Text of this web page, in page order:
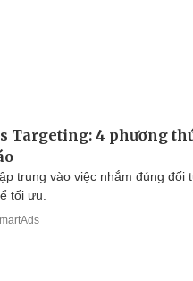
Targeting: 4 phương
trung vào việc nhắm đúng đối
tối ưu.